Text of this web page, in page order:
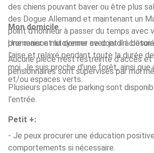
des chiens pouvant baver ou être plus
des Dogue Allemand et maintenant un
point d'honneur à passer du temps avec
promener et lui donner ce dont il à
l'aise et relaxé pendant toute la durée
moi. Je suis proche d'une forêt, ainsi que
et/ou espaces verts.
Mon domicile
Une maison mitoyenne avec jardin
Aucune pièce n'est restreinte d'accès et
pensionnaires sont supervisés par moi
Plusieurs places de parking sont
l'entrée.
Petit +:
- Je peux procurer une éducation
comportements si nécessaire.